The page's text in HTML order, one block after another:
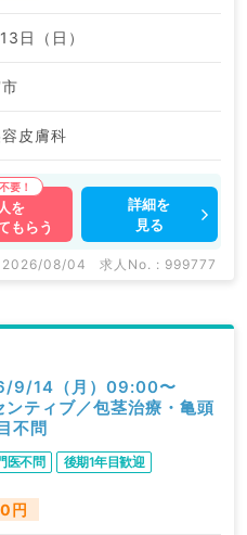
日（日）
皮膚科
を
もらう
詳細を
見る
2026/08/04 求人No. : 999777
9/14（月）09:00〜
ティブ／包茎治療・亀頭
不問
医不問 後期1年目歓迎
円